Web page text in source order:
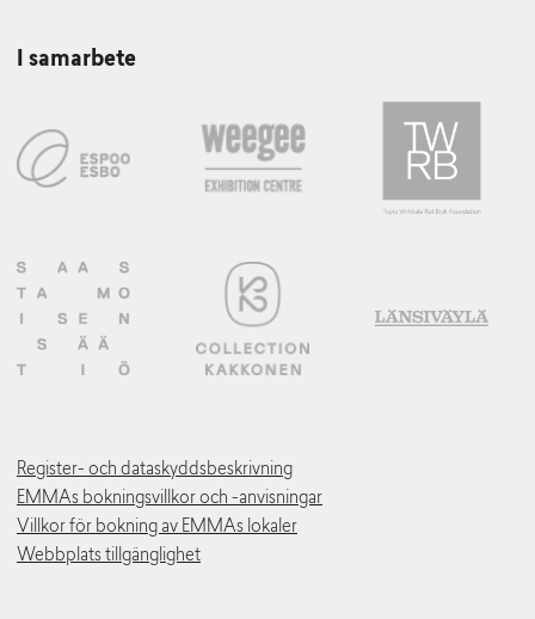
I samarbete
Register- och dataskyddsbeskrivning
EMMAs bokningsvillkor och -anvisningar
Villkor för bokning av EMMAs lokaler
Webbplats tillgänglighet